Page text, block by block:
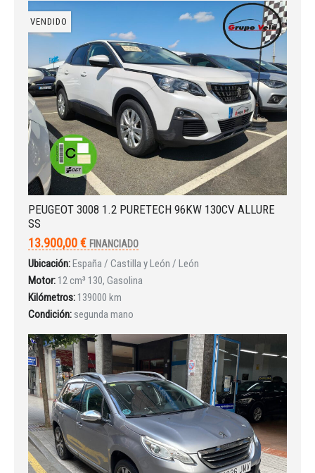
INICIAR SESIÓN
¿Ha olvidado la contraseña?
VENDIDO
PEUGEOT 3008 1.2 PURETECH 96KW 130CV ALLURE
SS
13.900,00 € FINANCIADO
Ubicación:España / Castilla y León / León
Motor: 12 cm³ 130, Gasolina
Kilómetros: 139000 km
Condición: segunda mano